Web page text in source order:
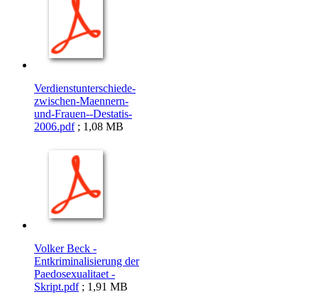
Verdienstunterschiede-
zwischen-Maennern-
und-Frauen--Destatis-
2006.pdf; 1,08 MB
Volker Beck -
Entkriminalisierung der
Paedosexualitaet -
Skript.pdf; 1,91 MB